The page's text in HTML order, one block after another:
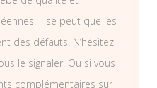
Il se peut que les
des défauts. N’hésitez
le signaler. Ou si vous
complémentaires sur